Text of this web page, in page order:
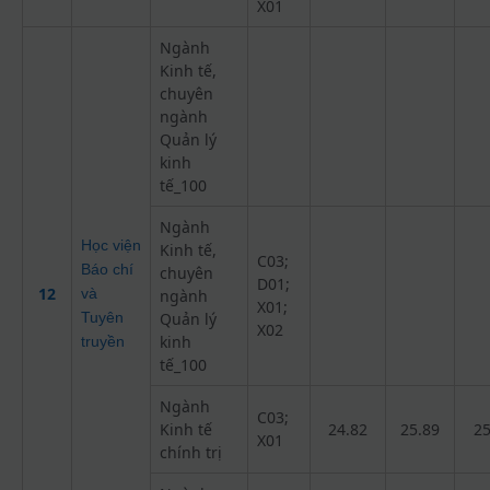
X01
12
Học viện
Báo chí
và
Tuyên
truyền
Ngành
Kinh tế,
chuyên
ngành
Quản lý
kinh
tế_100
Ngành
Kinh tế,
chuyên
ngành
Quản lý
kinh
tế_100
C03;
D01;
X01;
X02
Ngành
Kinh tế
chính trị
C03;
X01
24.82 25.89